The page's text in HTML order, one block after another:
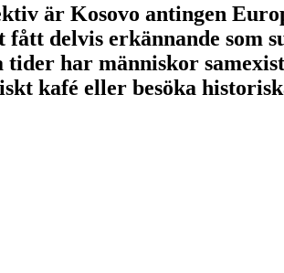
är Kosovo antingen
fått delvis erkännande
har människor
kafé eller besöka